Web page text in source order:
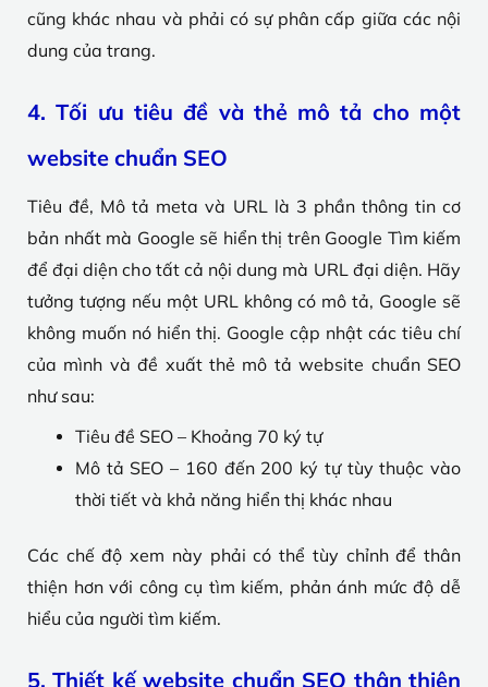
cũng khác nhau và phải có sự phân cấp giữa các nội
dung của trang.
4. Tối ưu tiêu đề và thẻ mô tả cho một
website chuẩn SEO
Tiêu đề, Mô tả meta và URL là 3 phần thông tin cơ
bản nhất mà Google sẽ hiển thị trên Google Tìm kiếm
để đại diện cho tất cả nội dung mà URL đại diện. Hãy
tưởng tượng nếu một URL không có mô tả, Google sẽ
không muốn nó hiển thị. Google cập nhật các tiêu chí
của mình và đề xuất thẻ mô tả website chuẩn SEO
như sau:
Tiêu đề SEO – Khoảng 70 ký tự
Mô tả SEO – 160 đến 200 ký tự tùy thuộc vào
thời tiết và khả năng hiển thị khác nhau
Các chế độ xem này phải có thể tùy chỉnh để thân
thiện hơn với công cụ tìm kiếm, phản ánh mức độ dễ
hiểu của người tìm kiếm.
5. Thiết kế website chuẩn SEO thân thiện